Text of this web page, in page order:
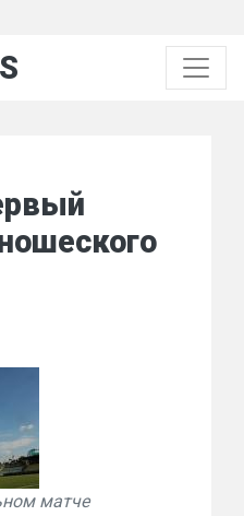
матче